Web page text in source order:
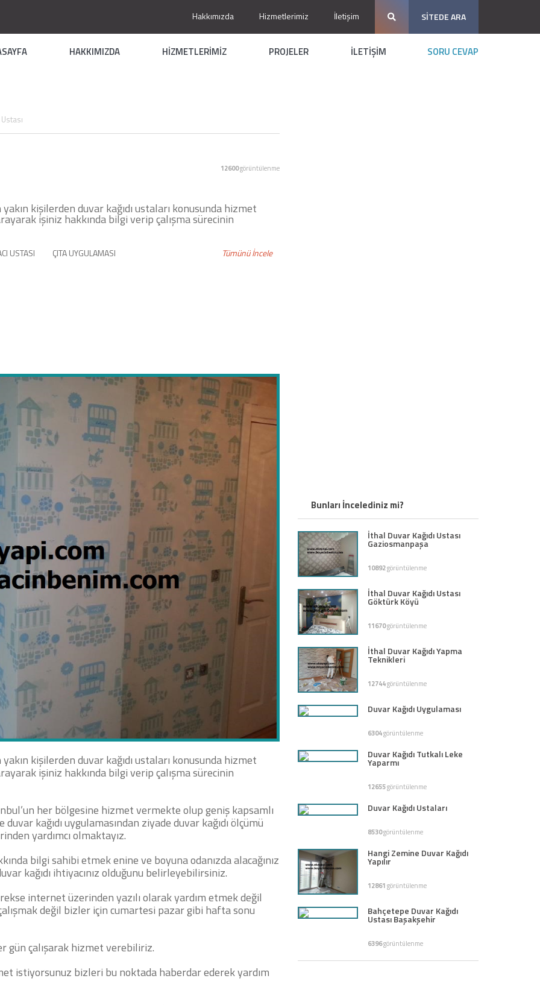
SİTEDE ARA
Hakkımızda Hizmetlerimiz İletişim
HAKKIMIZDA HİZMETLERİMİZ PROJELER İLETİŞİM SORU CEVAP
12600görüntülenme
kişilerden duvar kağıdı ustaları konusunda hizmet
işiniz hakkında bilgi verip çalışma sürecinin
USTASI ÇITA UYGULAMASI Tümünü İncele
kişilerden duvar kağıdı ustaları konusunda hizmet
işiniz hakkında bilgi verip çalışma sürecinin
her bölgesine hizmet vermekte olup geniş kapsamlı
kağıdı uygulamasından ziyade duvar kağıdı ölçümü
yardımcı olmaktayız.
bilgi sahibi etmek enine ve boyuna odanızda alacağınız
kağıdı ihtiyacınız olduğunu belirleyebilirsiniz.
internet üzerinden yazılı olarak yardım etmek değil
değil bizler için cumartesi pazar gibi hafta sonu
gün çalışarak hizmet verebiliriz.
istiyorsunuz bizleri bu noktada haberdar ederek yardım
Bunları İncelediniz mi?
İthal Duvar Kağıdı Ustası
Gaziosmanpaşa
10892görüntülenme
İthal Duvar Kağıdı Ustası
Göktürk Köyü
11670görüntülenme
İthal Duvar Kağıdı Yapma
Teknikleri
12744görüntülenme
Duvar Kağıdı Uygulaması
6304görüntülenme
Duvar Kağıdı Tutkalı Leke
Yaparmı
12655görüntülenme
Duvar Kağıdı Ustaları
8530görüntülenme
Hangi Zemine Duvar Kağıdı
Yapılır
12861görüntülenme
Bahçetepe Duvar Kağıdı
Ustası Başakşehir
6396görüntülenme